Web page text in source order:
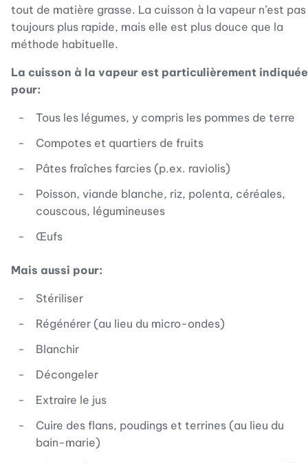
tout de matière grasse. La cuisson à la vapeur n’est pas
toujours plus rapide, mais elle est plus douce que la
méthode habituelle.
La cuisson à la vapeur est particulièrement indiquée
pour:
Tous les légumes, y compris les pommes de terre
Compotes et quartiers de fruits
Pâtes fraîches farcies (p.ex. raviolis)
Poisson, viande blanche, riz, polenta, céréales,
couscous, légumineuses
Œufs
Mais aussi pour:
Stériliser
Régénérer (au lieu du micro-ondes)
Blanchir
Décongeler
Extraire le jus
Cuire des flans, poudings et terrines (au lieu du
bain-marie)